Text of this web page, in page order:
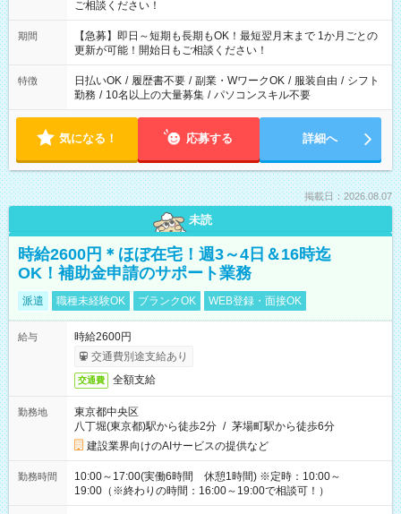
ご相談ください！
期間
【急募】即日～短期も長期もOK！最短翌月末まで 1か月ごとの
更新が可能！開始日もご相談ください！
特徴 日払いOK / 履歴書不要 / 副業・WワークOK / 服装自由 / シフト
勤務 / 10名以上の大量募集 / パソコンスキル不要
気になる！ 応募する 詳細へ
掲載日：2026.08.07
未読
時給2600円＊ほぼ在宅！週3～4日＆16時迄
OK！補助金申請のサポート業務
派遣 職種未経験OK ブランクOK WEB登録・面接OK
給与
時給2600円
交通費別途支給あり
交通費 全額支給
勤務地
東京都中央区
八丁堀(東京都)駅から徒歩2分 / 茅場町駅から徒歩6分
建設業界向けのAIサービスの提供など
勤務時間
10:00～17:00(実働6時間 休憩1時間) ※定時：10:00～
19:00（※終わりの時間：16:00～19:00で相談可！）